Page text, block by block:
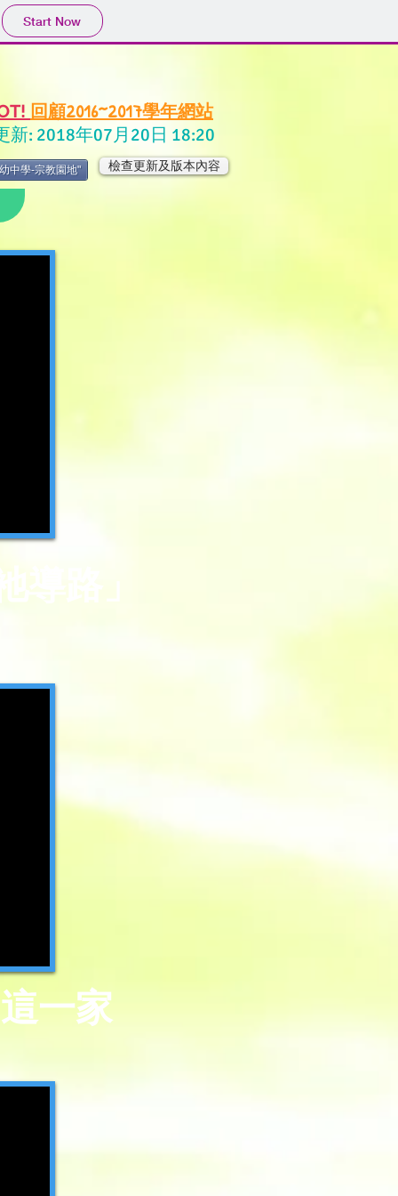
Start Now
新: 2018年07月20日 18:20
檢查更新及版本內容
回顧2016~2017學年網站
中學-宗教園地"
路」
一家